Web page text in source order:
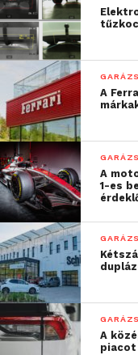
idén sem kell
kiállításon
A múlt század
kezdetét hirdette.
új irányt adtak a
ezelőtt, úgy lehet
autós korszak
az alacsony
reflektorfényben
környezetbarát
ezzel válaszolnak
GARÁZS
A
GARÁZS
A
1-es
GARÁZS
GARÁZS
A
piacot